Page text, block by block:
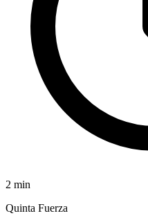
2 min
Quinta Fuerza